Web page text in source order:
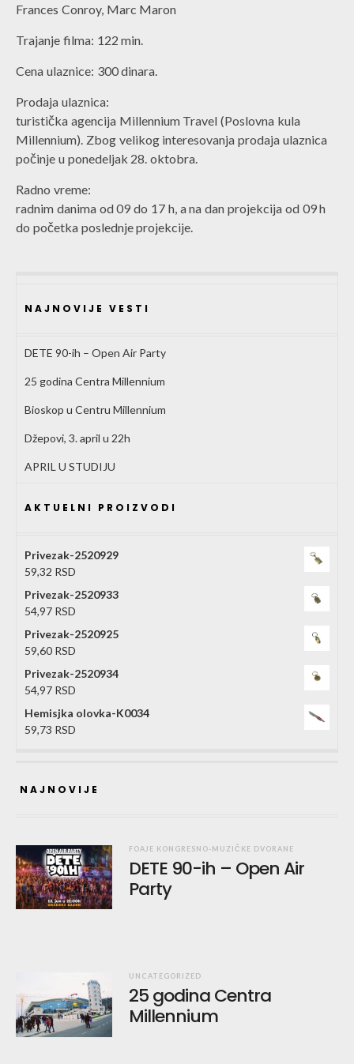
Frances Conroy, Marc Maron
Trajanje filma: 122 min.
Cena ulaznice: 300 dinara.
Prodaja ulaznica:
turistička agencija Millennium Travel (Poslovna kula
Millennium). Zbog velikog interesovanja prodaja ulaznica
počinje u ponedeljak 28. oktobra.
Radno vreme:
radnim danima od 09 do 17 h, a na dan projekcija od 09 h
do početka poslednje projekcije.
NAJNOVIJE VESTI
DETE 90-ih – Open Air Party
25 godina Centra Millennium
Bioskop u Centru Millennium
Džepovi, 3. april u 22h
APRIL U STUDIJU
AKTUELNI PROIZVODI
Privezak-2520929
59,32 RSD
Privezak-2520933
54,97 RSD
Privezak-2520925
59,60 RSD
Privezak-2520934
54,97 RSD
Hemisjka olovka-K0034
59,73 RSD
NAJNOVIJE
FOAJE KONGRESNO-MUZIČKE DVORANE
DETE 90-ih – Open Air
Party
UNCATEGORIZED
25 godina Centra
Millennium